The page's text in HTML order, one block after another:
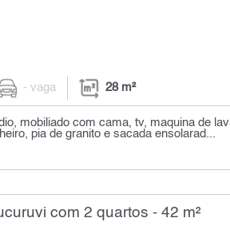
- vaga 28 m²
mobiliado com cama, tv, maquina de
pia de granito e sacada ensolarad...
com 2 quartos - 42 m²